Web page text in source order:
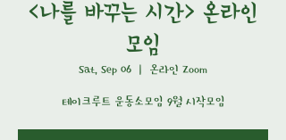
<나를 바꾸는 시간> 온라인
모임
Sat, Sep 06
  |
온라인 Zoom
테이크루트 운동소모임 9월 시작모임